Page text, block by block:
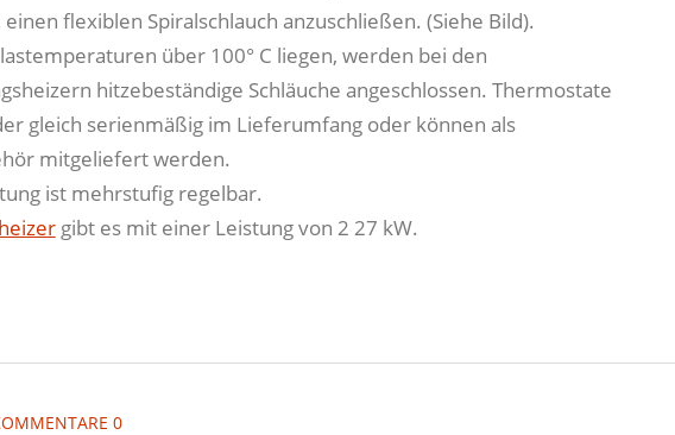
flexiblen Spiralschlauch anzuschließen. (Siehe Bild).
über 100° C liegen, werden bei den
hitzebeständige Schläuche angeschlossen. Thermostate
gleich serienmäßig im Lieferumfang oder können als
mitgeliefert werden.
ist mehrstufig regelbar.
gibt es mit einer Leistung von 2 27 kW.
0